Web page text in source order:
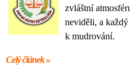
zvláštní
neviděli, a každý
k mudrování.
Celý článek »